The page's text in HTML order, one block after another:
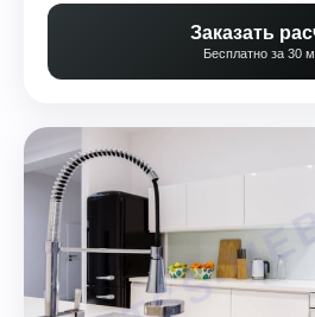
Заказать
Бесплатно за 30